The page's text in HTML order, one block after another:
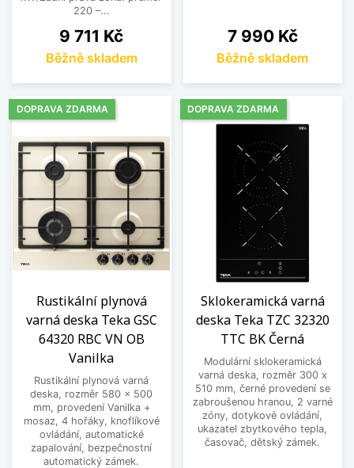
220 –...
Cena
9 711 Kč
Běžně skladem
Cena
7 990 Kč
Běžně skladem
Rustikální plynová
varná deska Teka GSC
64320 RBC VN OB
Vanilka
Rustikální plynová varná
deska, rozměr 580 x 500
mm, provedení Vanilka +
mosaz, 4 hořáky, knoflíkové
ovládání, automatické
zapalování, bezpečnostní
automatický zámek.
DOPRAVA ZDARMA
Sklokeramická varná
deska Teka TZC 32320
TTC BK Černá
Modulární sklokeramická
varná deska, rozměr 300 x
510 mm, černé provedení se
zabroušenou hranou, 2 varné
zóny, dotykové ovládání,
ukazatel zbytkového tepla,
časovač, dětský zámek.
DOPRAVA ZDARMA